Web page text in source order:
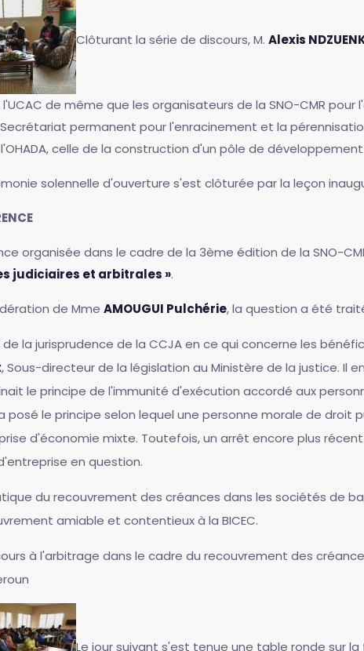
Clôturant la série de discours, M. Alexis
de même que les organisateurs de la SNO-CMR
permanent pour l'enracinement et la
celle de la construction d'un pôle de
solennelle d'ouverture s'est clôturée par la leçon
organisée dans le cadre de la 3ème édition de la SNO-
judiciaires et arbitrales ».
de Mme AMOUGUI Pulchérie, la question a été
la jurisprudence de la CCJA en ce qui concerne les
, Sous-directeur de la législation au Ministère de la justice. Il
le principe de l'immunité d'exécution accordé aux
posé le principe selon lequel une personne morale de
d'économie mixte. Toutefois, un arrêt encore plus
en question.
du recouvrement des créances dans les sociétés de
amiable et contentieux à la BICEC.
à l'arbitrage dans le cadre du recouvrement des
Le jour suivant s'est tenue une table ronde sur